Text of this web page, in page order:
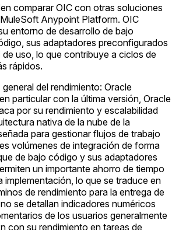
comparar OIC con otras soluciones
Anypoint Platform. OIC
entorno de desarrollo de bajo
sus adaptadores preconfigurados
uso, lo que contribuye a ciclos de
rápidos.
del rendimiento: Oracle
particular con la última versión, Oracle
por su rendimiento y escalabilidad
nativa de la nube de la
para gestionar flujos de trabajo
volúmenes de integración de forma
de bajo código y sus adaptadores
un importante ahorro de tiempo
implementación, lo que se traduce en
de rendimiento para la entrega de
se detallan indicadores numéricos
de los usuarios generalmente
con su rendimiento en tareas de